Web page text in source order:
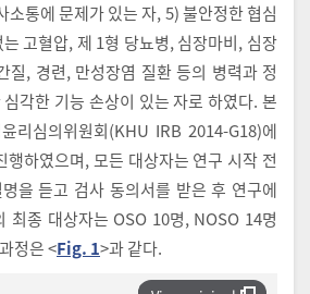
소통에 문제가 있는 자, 5) 불안정한 협심
고혈압, 제 1형 당뇨병, 심장마비, 심장
질, 경련, 만성장염 질환 등의 병력과 정
각한 기능 손상이 있는 자로 하였다. 본
리심의위원회(KHU IRB 2014-G18)에
행하였으며, 모든 대상자는 연구 시작 전
을 듣고 검사 동의서를 받은 후 연구에
최종 대상자는 OSO 10명, NOSO 14명
정은 <Fig. 1>과 같다.